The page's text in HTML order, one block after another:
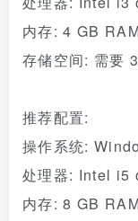
内存: 4 GB
存储空间: 需要
推荐配置:
操作系统:
处理器: Intel i5
内存: 8 GB